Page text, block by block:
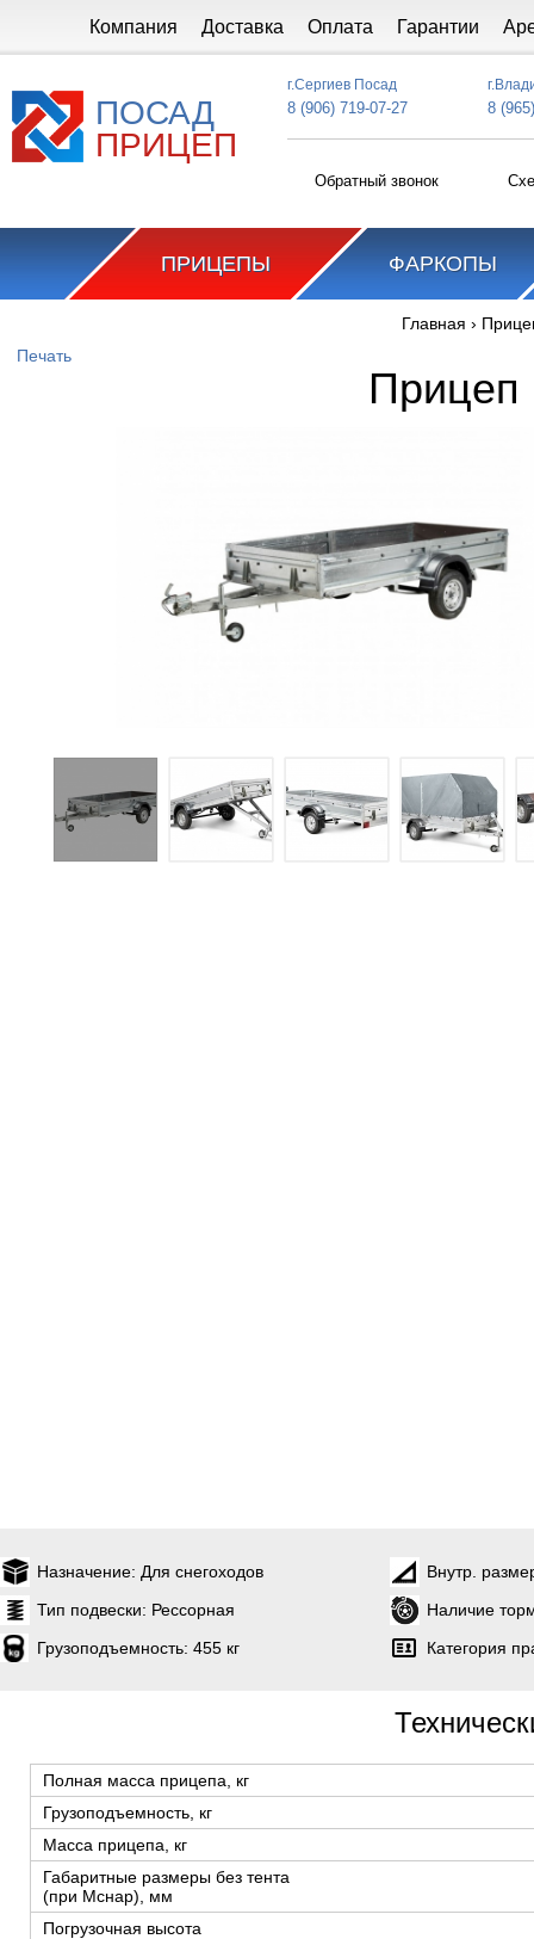
Компания Доставка Оплата Гарантии
ПОСАД
ПРИЦЕП
г.Сергиев Посад
8 (906) 719-07-27 8
Обратный звонок
ПРИЦЕПЫ ФАРКОПЫ
Главная ›
Печать
Назначение: Для снегоходов
Внутр.
Тип подвески: Рессорная
Наличие
Грузоподъемность: 455 кг Категория
Полная масса прицепа, кг
Грузоподъемность, кг
Масса прицепа, кг
Габаритные размеры без тента
(при Мснар), мм
Погрузочная высота